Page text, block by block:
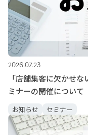
2026.07.23
「店舗集客に欠かせ
ミナーの開催について
お知らせ セミナー